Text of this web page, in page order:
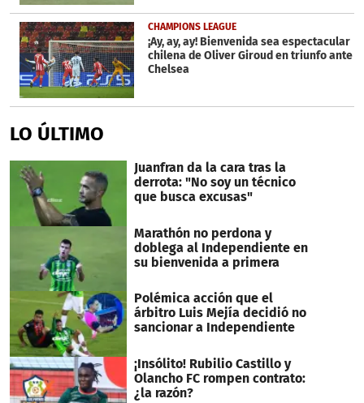
CHAMPIONS LEAGUE
¡Ay, ay, ay! Bienvenida sea espectacular
chilena de Oliver Giroud en triunfo ante
Chelsea
LO ÚLTIMO
Juanfran da la cara tras la
derrota: "No soy un técnico
que busca excusas"
Marathón no perdona y
doblega al Independiente en
su bienvenida a primera
Polémica acción que el
árbitro Luis Mejía decidió no
sancionar a Independiente
¡Insólito! Rubilio Castillo y
Olancho FC rompen contrato:
¿la razón?